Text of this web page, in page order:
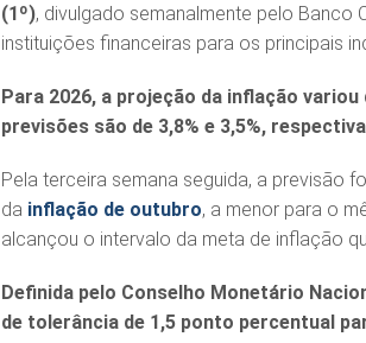
(1º), divulgado semanalmente pelo Banco
instituições financeiras para os principais
Para 2026, a projeção da inflação variou
previsões são de 3,8% e 3,5%,
Pela terceira semana seguida, a previsão
da inflação de outubro, a menor para o
alcançou o intervalo da meta de inflação
Definida pelo Conselho Monetário
de tolerância de 1,5 ponto percentual